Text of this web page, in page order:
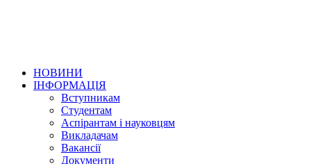
НОВИНИ
ІНФОРМАЦІЯ
Вступникам
Студентам
Аспірантам і науковцям
Викладачам
Вакансії
Документи